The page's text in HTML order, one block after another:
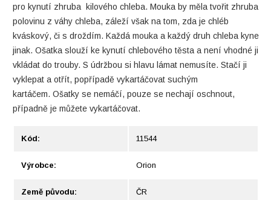
pro kynutí zhruba kilového chleba. Mouka by měla tvořit zhruba
polovinu z váhy chleba, záleží však na tom, zda je chléb
kváskový, či s droždím. Každá mouka a každý druh chleba kyne
jinak. Ošatka slouží ke kynutí chlebového těsta a není vhodné ji
vkládat do trouby. S údržbou si hlavu lámat nemusíte. Stačí ji
vyklepat a otřít, popřípadě vykartáčovat suchým
kartáčem. Ošatky se nemáčí, pouze se nechají oschnout,
případně je můžete vykartáčovat.
Kód: 11544
Výrobce: Orion
Země původu: ČR